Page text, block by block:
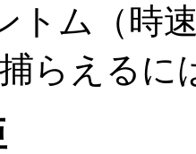
トム（時
らえる